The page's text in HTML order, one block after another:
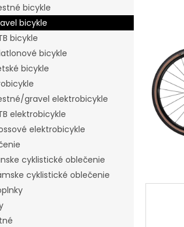
bicykle
bicykle
bicykle
bicykle
bicykle
gravel elektrobicykle
elektrobicykle
elektrobicykle
cyklistické oblečenie
cyklistické oblečenie